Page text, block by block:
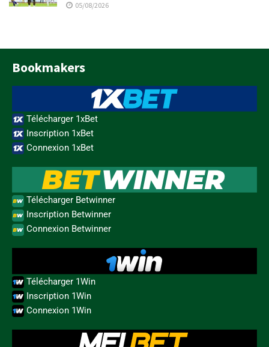
05/08/2026
Bookmakers
Télécharger 1xBet
Inscription 1xBet
Connexion 1xBet
Télécharger Betwinner
Inscription Betwinner
Connexion Betwinner
Télécharger 1Win
Inscription 1Win
Connexion 1Win